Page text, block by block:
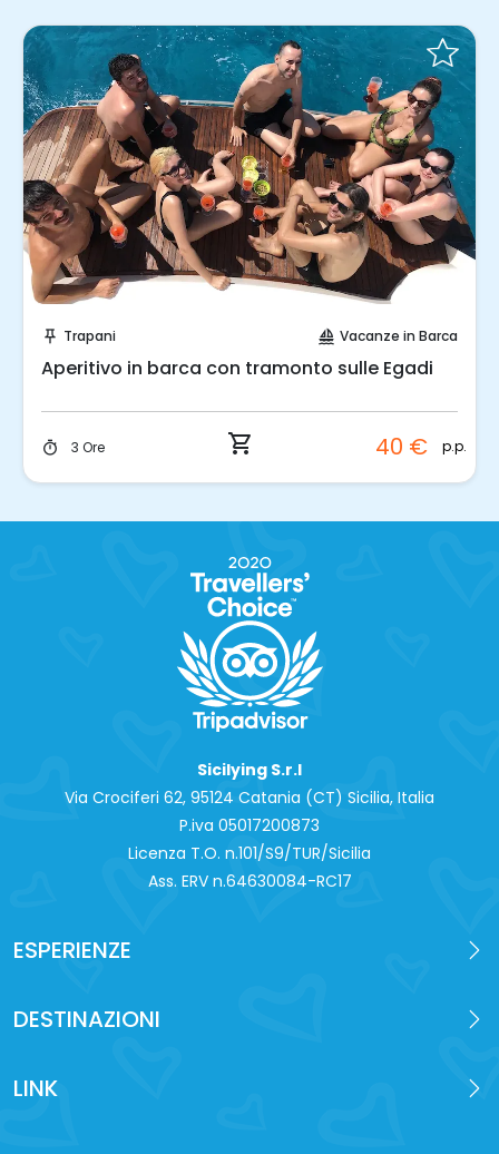
push_pin Trapani sailing Vacanze in Barca
Aperitivo in barca con tramonto sulle Egadi
timer 3 Ore shopping_cart 40 € p.p.
Sicilying S.r.l
Via Crociferi 62, 95124 Catania (CT) Sicilia, Italia
P.iva 0‍5017200873
Licenza T.O. n.101/S9/TUR/Sicilia
Ass. ERV n.64630084-RC17
ESPERIENZE
DESTINAZIONI
LINK